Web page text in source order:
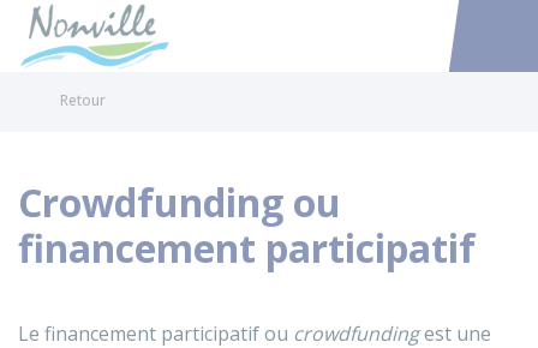
Accéder
Retour
Crowdfunding ou
financement participatif
Le financement participatif ou crowdfundingest une